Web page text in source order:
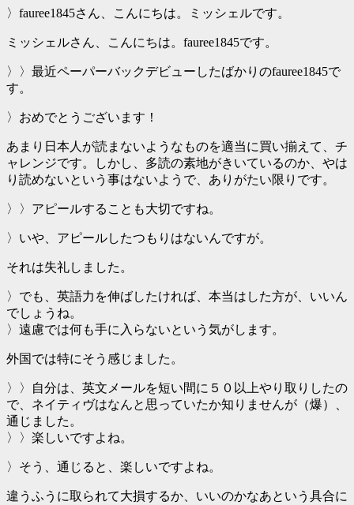
〉fauree1845さん、こんにちは。ミッシェルです。
ミッシェルさん、こんにちは。fauree1845です。
〉〉最近ペーパーバックデビューしたばかりのfauree1845で
す。
〉おめでとうございます！
あまり日本人が読まないようなものを適当に買い揃えて、チ
ャレンジです。しかし、多読の素地がきいているのか、やは
り読めないという事はないようで、ありがたい限りです。
〉〉アピールすることも大切ですね。
〉いや、アピールしたつもりはないんですが。
それは失礼しました。
〉でも、英語力を伸ばしたければ、本当はした方が、いいん
でしょうね。
〉遠慮では何も手に入らないという気がします。
外国では特にそう感じました。
〉〉自分は、英文メールを短い間に５０以上やり取りしたの
で、ネイティヴはなんと思っていたか知りませんが（爆）、
通じました。
〉〉楽しいですよね。
〉そう、通じると、楽しいですよね。
違うふうに取られて大損するか、いいのかなあという具合に